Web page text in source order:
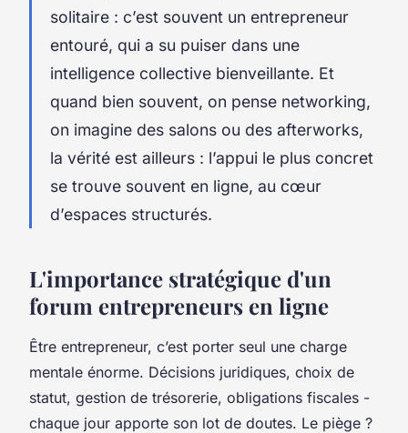
solitaire : c’est souvent un entrepreneur
entouré, qui a su puiser dans une
intelligence collective bienveillante. Et
quand bien souvent, on pense networking,
on imagine des salons ou des afterworks,
la vérité est ailleurs : l’appui le plus concret
se trouve souvent en ligne, au cœur
d’espaces structurés.
L'importance stratégique d'un
forum entrepreneurs en ligne
Être entrepreneur, c’est porter seul une charge
mentale énorme. Décisions juridiques, choix de
statut, gestion de trésorerie, obligations fiscales -
chaque jour apporte son lot de doutes. Le piège ?